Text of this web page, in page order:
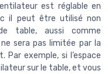
est réglable en
il peut être utilisé non
table, aussi comme
sera pas limitée par la
Par exemple, si l’espace
sur le table, et vous